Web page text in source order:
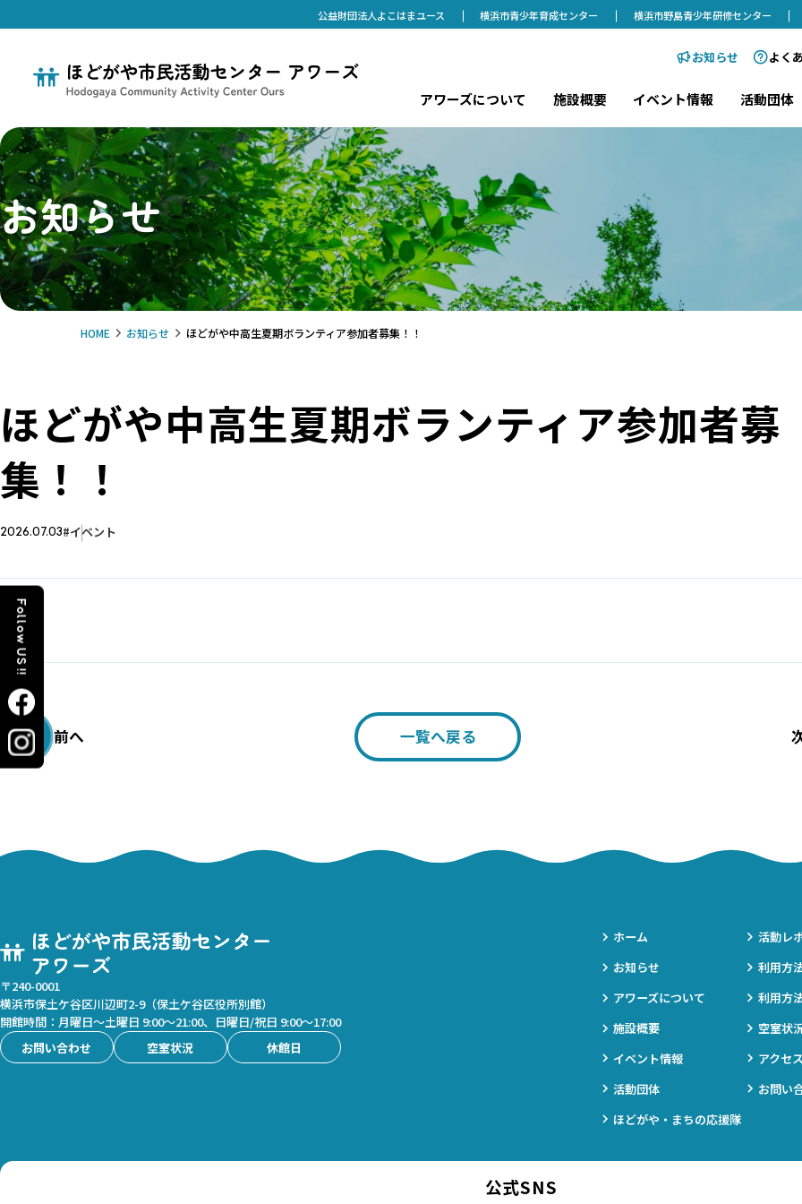
公益財団法人よこはまユース 横浜市青少年育成センター 横浜市野島青少年研修センター
お知らせ よく
アワーズについて 施設概要 イベント情報 活動団体
お知らせ
HOME お知らせ ほどがや中高生夏期ボランティア参加者募集！！
ほどがや中高生夏期ボランティア参加者募
集！！
2026.07.03 イベント
‹ 前へ 一覧へ戻る
Follow US !!
〒240-0001
横浜市保土ケ谷区川辺町2-9（保土ケ谷区役所別館）
開館時間：月曜日～土曜日 9:00～21:00、日曜日/祝日 9:00～17:00
お問い合わせ
空室状況 休館日
ホーム
お知らせ
アワーズについて
施設概要
イベント情報
活動団体
ほどがや・まちの応援隊
活動レ
利用方
利用方
空室状
アクセ
お問い
公式SNS